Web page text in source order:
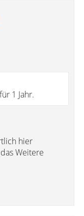
1 Jahr.
hier
Weitere